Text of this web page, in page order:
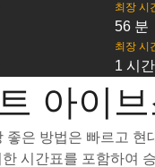
최장 시
56 분
최장 시
1 시
아이
은 방법은 빠르고
시간표를 포함하여